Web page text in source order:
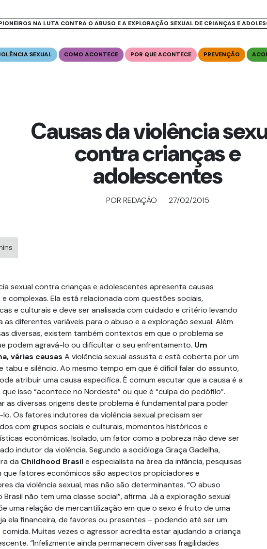
NA LUTA CONTRA O ABUSO E A EXPLORAÇÃO SEXUAL DE CRIANÇAS E
SEXUAL COMO ACONTECE POR QUE ACONTECE PREVENÇÃO
Causas da violência
contra crianças e
adolescentes
POR REDAÇÃO 27/02/2015
sexual contra crianças e adolescentes apresenta causas
e complexas. Ela está relacionada com questões sociais,
e culturais e deve ser analisada com cuidado e critério levando
as diferentes variáveis para o abuso e a exploração sexual. Além
diversas, existem também contextos em que o problema se
podem agravá-lo ou dificultar o seu enfrentamento. Um
várias causas A violência sexual assusta e está coberta por um
tabu e silêncio. Ao mesmo tempo em que é difícil falar do assunto,
atribuir uma causa especifica. É comum escutar que a causa é a
isso “acontece no Nordeste” ou que é “culpa do pedófilo”.
as diversas origens deste problema é fundamental para poder
Os fatores indutores da violência sexual precisam ser
com grupos sociais e culturais, momentos históricos e
econômicas. Isolado, um fator como a pobreza não deve ser
indutor da violência. Segundo a socióloga Graça Gadelha,
da Childhood Brasile especialista na área da infância, pesquisas
que fatores econômicos são aspectos propiciadores e
da violência sexual, mas não são determinantes. “O abuso
Brasil não tem uma classe social”, afirma. Já a exploração sexual
uma relação de mercantilização em que o sexo é fruto de uma
ela financeira, de favores ou presentes – podendo até ser um
Muitas vezes o agressor acredita estar ajudando a criança
“Infelizmente ainda permanecem diversas fragilidades